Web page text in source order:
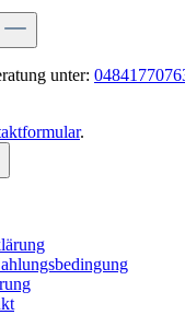
unter:
.